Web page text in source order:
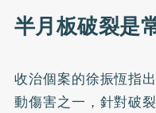
半月板破裂是
收治個案的徐振恆指
動傷害之一，針對破